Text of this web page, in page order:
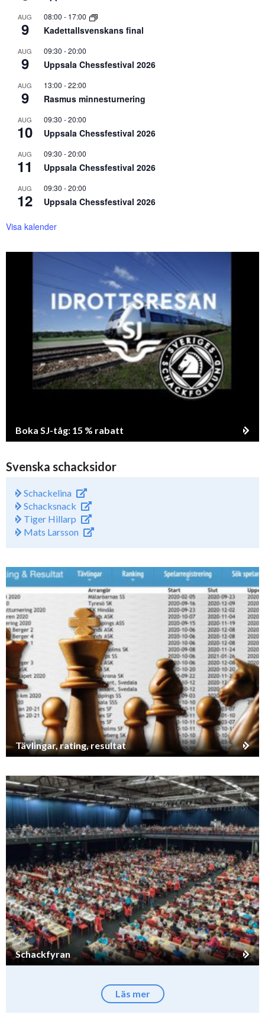
AUG
9
08:00 - 17:00
Kadettallsvenskans final
AUG
9
09:30 -20:00
Uppsala Chessfestival 2026
AUG
9
13:00 -22:00
Rasmus minnesturnering
AUG
10
09:30 -20:00
Uppsala Chessfestival 2026
AUG
11
09:30 -20:00
Uppsala Chessfestival 2026
AUG
12
09:30 -20:00
Uppsala Chessfestival 2026
Visa kalender
Boka SJ-tåg: 15 % rabatt
Svenska schacksidor
Schackelina
Schacksnack
Tiger Hillarp
Mats Larsson
Tävlingar, rating, resultat
Schackfyran
Läs mer